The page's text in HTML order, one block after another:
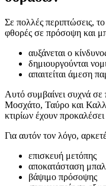
Σε πολλές περιπτώσεις,
φθορές σε πρόσοψη και
αυξάνεται ο
δημιουργούνται
απαιτείται άμεση
Αυτό συμβαίνει συχνά σε
Μοσχάτο, Ταύρο και
κτιρίων έχουν
Για αυτόν τον λόγο,
επισκευή μετόπης
αποκατάσταση
βάψιμο πρόσοψης